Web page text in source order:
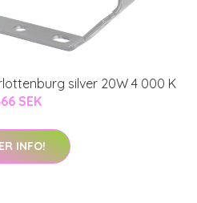
silver 20W 4 000 K
SEK
INFO!